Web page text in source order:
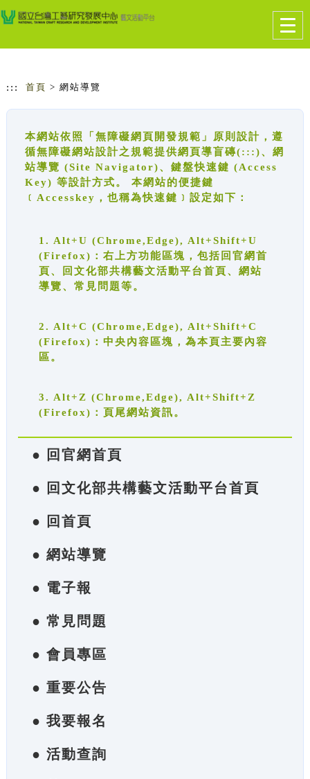
跳到主要內容
網站導覽
::: 首頁 > 網站導覽
本網站依照「無障礙網頁開發規範」原則設計，遵
循無障礙網站設計之規範提供網頁導盲磚(:::)、網
站導覽 (Site Navigator)、鍵盤快速鍵 (Access
Key) 等設計方式。 本網站的便捷鍵
﹝Accesskey，也稱為快速鍵﹞設定如下：
1. Alt+U (Chrome,Edge), Alt+Shift+U
(Firefox)：右上方功能區塊，包括回官網首
頁、回文化部共構藝文活動平台首頁、網站
導覽、常見問題等。
2. Alt+C (Chrome,Edge), Alt+Shift+C
(Firefox)：中央內容區塊，為本頁主要內容
區。
3. Alt+Z (Chrome,Edge), Alt+Shift+Z
(Firefox)：頁尾網站資訊。
● 回官網首頁
● 回文化部共構藝文活動平台首頁
● 回首頁
● 網站導覽
● 電子報
● 常見問題
● 會員專區
● 重要公告
● 我要報名
● 活動查詢